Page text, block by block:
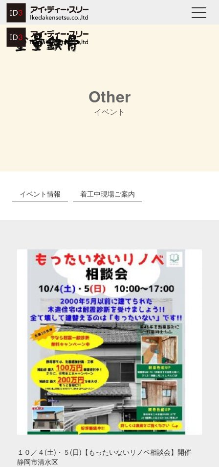
Other
イベント
イベント情報 着工中現場ご案内
１０／４(土)・５(日)【もったいないリノベ相談会】開催
静岡市清水区